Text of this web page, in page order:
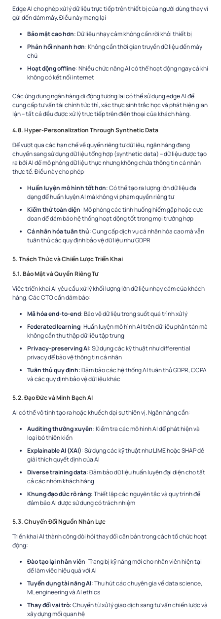
Edge AI cho phép xử lý dữ liệu trực tiếp trên thiết bị của người dùng thay vì
gửi đến đám mây. Điều này mang lại:
Bảo mật cao hơn: Dữ liệu nhạy cảm không cần rời khỏi thiết bị
Phản hồi nhanh hơn: Không cần thời gian truyền dữ liệu đến máy
chủ
Hoạt động offline: Nhiều chức năng AI có thể hoạt động ngay cả khi
không có kết nối internet
Các ứng dụng ngân hàng di động tương lai có thể sử dụng edge AI để
cung cấp tư vấn tài chính tức thì, xác thực sinh trắc học và phát hiện gian
lận – tất cả đều được xử lý trực tiếp trên điện thoại của khách hàng.
4.8. Hyper-Personalization Through Synthetic Data
Để vượt qua các hạn chế về quyền riêng tư dữ liệu, ngân hàng đang
chuyển sang sử dụng dữ liệu tổng hợp (synthetic data) – dữ liệu được tạo
ra bởi AI để mô phỏng dữ liệu thực nhưng không chứa thông tin cá nhân
thực tế. Điều này cho phép:
Huấn luyện mô hình tốt hơn: Có thể tạo ra lượng lớn dữ liệu đa
dạng để huấn luyện AI mà không vi phạm quyền riêng tư
Kiểm thử toàn diện: Mô phỏng các tình huống hiếm gặp hoặc cực
đoan để đảm bảo hệ thống hoạt động tốt trong mọi trường hợp
Cá nhân hóa tuân thủ: Cung cấp dịch vụ cá nhân hóa cao mà vẫn
tuân thủ các quy định bảo vệ dữ liệu như GDPR
5. Thách Thức và Chiến Lược Triển Khai
5.1. Bảo Mật và Quyền Riêng Tư
Việc triển khai AI yêu cầu xử lý khối lượng lớn dữ liệu nhạy cảm của khách
hàng. Các CTO cần đảm bảo:
Mã hóa end-to-end: Bảo vệ dữ liệu trong suốt quá trình xử lý
Federated learning: Huấn luyện mô hình AI trên dữ liệu phân tán mà
không cần thu thập dữ liệu tập trung
Privacy-preserving AI: Sử dụng các kỹ thuật như differential
privacy để bảo vệ thông tin cá nhân
Tuân thủ quy định: Đảm bảo các hệ thống AI tuân thủ GDPR, CCPA
và các quy định bảo vệ dữ liệu khác
5.2. Đạo Đức và Minh Bạch AI
AI có thể vô tình tạo ra hoặc khuếch đại sự thiên vị. Ngân hàng cần:
Auditing thường xuyên: Kiểm tra các mô hình AI để phát hiện và
loại bỏ thiên kiến
Explainable AI (XAI): Sử dụng các kỹ thuật như LIME hoặc SHAP để
giải thích quyết định của AI
Diverse training data: Đảm bảo dữ liệu huấn luyện đại diện cho tất
cả các nhóm khách hàng
Khung đạo đức rõ ràng: Thiết lập các nguyên tắc và quy trình để
đảm bảo AI được sử dụng có trách nhiệm
5.3. Chuyển Đổi Nguồn Nhân Lực
Triển khai AI thành công đòi hỏi thay đổi căn bản trong cách tổ chức hoạt
động:
Đào tạo lại nhân viên: Trang bị kỹ năng mới cho nhân viên hiện tại
để làm việc hiệu quả với AI
Tuyển dụng tài năng AI: Thu hút các chuyên gia về data science,
ML engineering và AI ethics
Thay đổi vai trò: Chuyển từ xử lý giao dịch sang tư vấn chiến lược và
xây dựng mối quan hệ